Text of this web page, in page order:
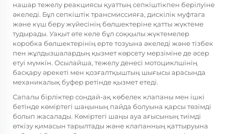
нашар тежелу реакциясы қуаттың сепкіштікпен берілуіне
әкеледі. Бұл сепкіштік трансмиссияға, дискілік муфтага
және күш беру жүйесінің бөлшектеріне қатты жүктеме
тудырады. Уақыт өте келе бұл соққылы жүктемелер
коробка бөлшектерінің ерте тозуына әкеледі және тізбек
пен жұлдызшалардың қызмет көрсету мерзіміне де әсер
етуі мүмкін. Осылайша, тежелу денесі мотоциклшінің
басқару әрекеті мен қозғалтқыштың шығысы арасында
механикалық буфер ретінде қызмет етеді.
Сапалы бірліктер сондай-ақ көбелек клапаны мен ішкі
бетінде көміртегі шаңының пайда болуына қарсы төзімді
болып жасалады. Көміртегі шаңы ауа ағысының тиімді
өткізу қимасын тарылтады және клапанның қаттыруына